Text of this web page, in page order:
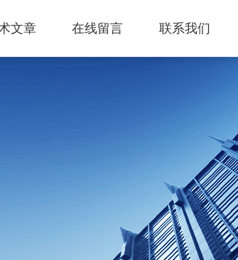
文章 在线留言 联系我们